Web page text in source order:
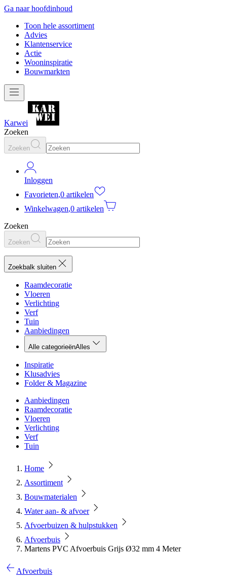
Ga naar hoofdinhoud
Toon hele assortiment
Advies
Klantenservice
Actie
Wooninspiratie
Bouwmarkten
Karwei
Zoeken
Zoeken
Inloggen
Favorieten,0 artikelen
Winkelwagen,0 artikelen
Zoeken
Zoeken
Zoekbalk sluiten
Raamdecoratie
Vloeren
Verlichting
Verf
Tuin
Aanbiedingen
Alle categorieënAlles
Inspiratie
Klusadvies
Folder & Magazine
Aanbiedingen
Raamdecoratie
Vloeren
Verlichting
Verf
Tuin
Home
Assortiment
Bouwmaterialen
Water aan- & afvoer
Afvoerbuizen & hulpstukken
Afvoerbuis
Martens PVC Afvoerbuis Grijs Ø32 mm 4 Meter
Afvoerbuis